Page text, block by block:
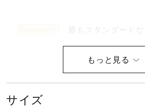
健康／エクササイズ
ジュニア／キッズ
メディカル
最もスタンダードな
ソフトテニスの公
サイズ